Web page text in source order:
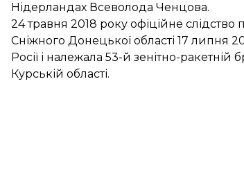
Нідерландах Всеволода Ченцова.
24 травня 2018 року офіційне слідство
Сніжного Донецької області 17 липня
Росії і належала 53-й зенітно-ракетній
Курській області.